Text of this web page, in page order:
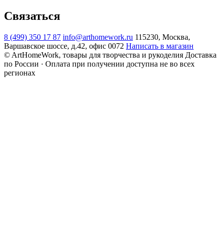
Связаться
8 (499) 350 17 87 info@arthomework.ru 115230, Москва,
Варшавское шоссе, д.42, офис 0072 Написать в магазин
© ArtHomeWork, товары для творчества и рукоделия Доставка
по России · Оплата при получении доступна не во всех
регионах